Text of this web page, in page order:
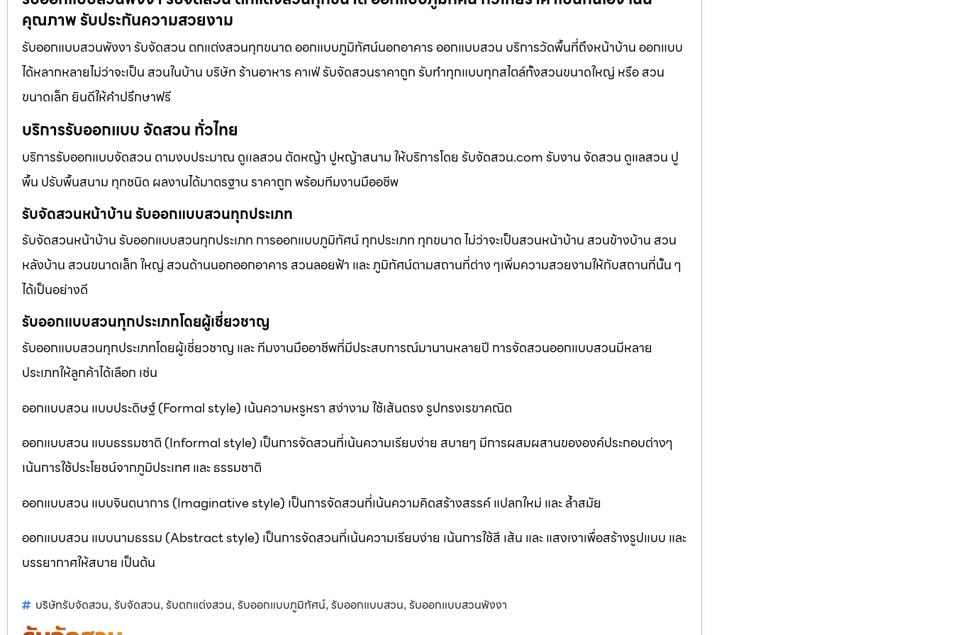
คุณภาพ รับประกันความสวยงาม
รับออกแบบสวนพังงา รับจัดสวน ตกแต่งสวนทุกขนาด ออกแบบภูมิทัศน์นอกอาคาร ออกแบบสวน บริการวัดพื้นที่ถึงหน้าบ้าน ออกแบบ
ได้หลากหลายไม่ว่าจะเป็น สวนในบ้าน บริษัท ร้านอาหาร คาเฟ่ รับจัดสวนราคาถูก รับทำทุกแบบทุกสไตล์ทั้งสวนขนาดใหญ่ หรือ สวน
ขนาดเล็ก ยินดีให้คำปรึกษาฟรี
บริการรับออกแบบ จัดสวน ทั่วไทย
บริการรับออกแบบจัดสวน ตามงบประมาณ ดูเเลสวน ตัดหญ้า ปูหญ้าสนาม ให้บริการโดย รับจัดสวน.com รับงาน จัดสวน ดูแลสวน ปู
พื้น ปรับพื้นสนาม ทุกชนิด ผลงานได้มาตรฐาน ราคาถูก พร้อมทีมงานมืออชีพ
รับจัดสวนหน้าบ้าน รับออกแบบสวนทุกประเภท
รับจัดสวนหน้าบ้าน รับออกแบบสวนทุกประเภท การออกแบบภูมิทัศน์ ทุกประเภท ทุกขนาด ไม่ว่าจะเป็นสวนหน้าบ้าน สวนข้างบ้าน สวน
หลังบ้าน สวนขนาดเล็ก ใหญ่ สวนด้านนอกออกอาคาร สวนลอยฟ้า และ ภูมิทัศน์ตามสถานที่ต่าง ๆเพิ่มความสวยงามให้กับสถานที่นั้น ๆ
ได้เป็นอย่างดี
รับออกแบบสวนทุกประเภทโดยผู้เชี่ยวชาญ
รับออกแบบสวนทุกประเภทโดยผู้เชี่ยวชาญ และ ทีมงานมืออาชีพที่มีประสบการณ์มานานหลายปี การจัดสวนออกแบบสวนมีหลาย
ประเภทให้ลูกค้าได้เลือก เช่น
ออกแบบสวน แบบประดิษฐ์ (Formal style) เน้นความหรูหรา สง่างาม ใช้เส้นตรง รูปทรงเรขาคณิต
ออกแบบสวน แบบธรรมชาติ (Informal style) เป็นการจัดสวนที่เน้นความเรียบง่าย สบายๆ มีการผสมผสานขององค์ประกอบต่างๆ
เน้นการใช้ประโยชน์จากภูมิประเทศ และ ธรรมชาติ
ออกแบบสวน แบบจินตนาการ (Imaginative style) เป็นการจัดสวนที่เน้นความคิดสร้างสรรค์ แปลกใหม่ และ ล้ำสมัย
ออกแบบสวน แบบนามธรรม (Abstract style) เป็นการจัดสวนที่เน้นความเรียบง่าย เน้นการใช้สี เส้น และ แสงเงาเพื่อสร้างรูปแบบ และ
บรรยากาศให้สบาย เป็นต้น
บริษัทรับจัดสวน, รับจัดสวน, รับตกแต่งสวน, รับออกแบบภูมิทัศน์, รับออกแบบสวน, รับออกแบบสวนพังงา